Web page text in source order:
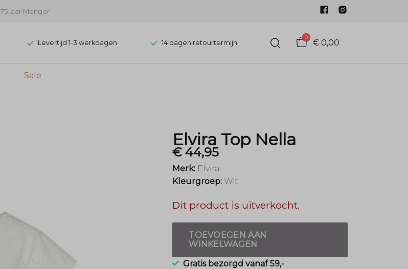
75 jaar Menger
Levertijd 1-3 werkdagen 14 dagen retourtermijn
0
€ 0,00
Sale
Elvira Top Nella
€ 44,95
Merk: Elvira
Kleurgroep: Wit
Dit product is uitverkocht.
TOEVOEGEN AAN
WINKELWAGEN
Gratis bezorgd vanaf 59,-